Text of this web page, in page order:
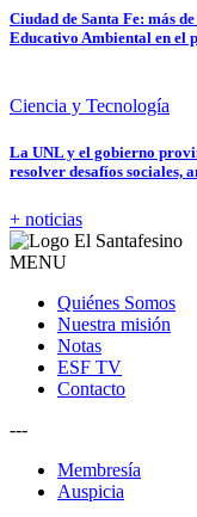
Ciudad de Santa Fe: más
Educativo Ambiental en el
Ciencia y Tecnología
La UNL y el gobierno
resolver desafíos sociales,
+ noticias
MENU
Quiénes Somos
Nuestra misión
Notas
ESF TV
Contacto
---
Membresía
Auspicia